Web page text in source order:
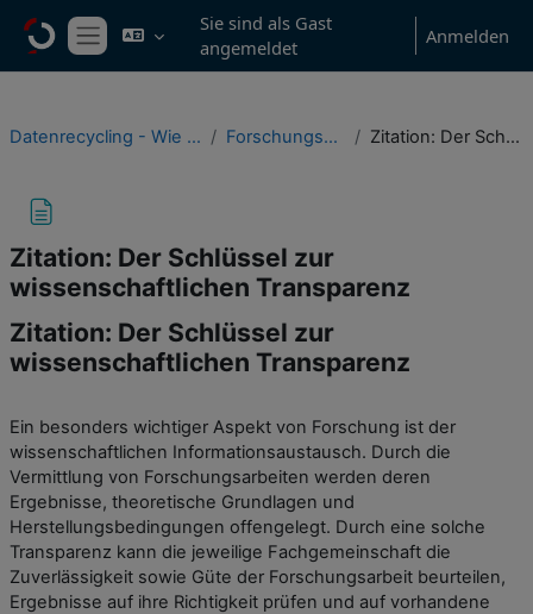
Website-Übersicht
Sie sind als Gast
angemeldet
Anmelden
Datenrecycling - Wie Forschungsdaten nachgenutzt werden können Forschungsdaten und Lizenzen richtig zitieren Zitation: Der Schlüssel zur wissenschaftlichen Transparenz
Zitation: Der Schlüssel zur
wissenschaftlichen Transparenz
Zitation: Der Schlüssel zur
wissenschaftlichen Transparenz
Ein besonders wichtiger Aspekt von Forschung ist der
wissenschaftlichen Informationsaustausch. Durch die
Vermittlung von Forschungsarbeiten werden deren
Ergebnisse, theoretische Grundlagen und
Herstellungsbedingungen offengelegt. Durch eine solche
Transparenz kann die jeweilige Fachgemeinschaft die
Zuverlässigkeit sowie Güte der Forschungsarbeit beurteilen,
Ergebnisse auf ihre Richtigkeit prüfen und auf vorhandene